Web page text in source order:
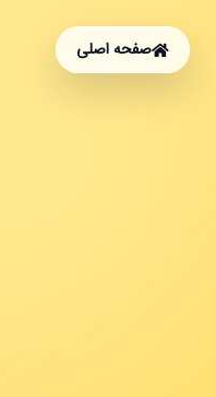
صفحه اصلی